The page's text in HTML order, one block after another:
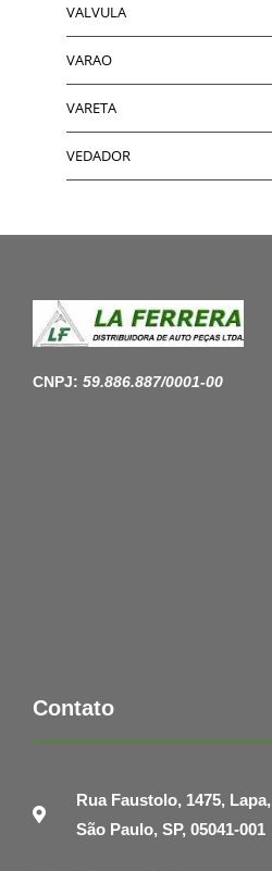
VALVULA
VARAO
VARETA
VEDADOR
CNPJ: 59.886.887/0001-00
Contato
Rua Faustolo, 1475, Lapa,
São Paulo, SP, 05041-001